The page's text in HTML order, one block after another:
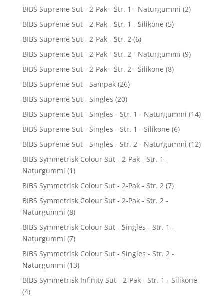
BIBS Supreme Sut - 2-Pak - Str. 1 - Naturgummi (2)
BIBS Supreme Sut - 2-Pak - Str. 1 - Silikone (5)
BIBS Supreme Sut - 2-Pak - Str. 2 (6)
BIBS Supreme Sut - 2-Pak - Str. 2 - Naturgummi (9)
BIBS Supreme Sut - 2-Pak - Str. 2 - Silikone (8)
BIBS Supreme Sut - Sampak (26)
BIBS Supreme Sut - Singles (20)
BIBS Supreme Sut - Singles - Str. 1 - Naturgummi (14)
BIBS Supreme Sut - Singles - Str. 1 - Silikone (6)
BIBS Supreme Sut - Singles - Str. 2 - Naturgummi (12)
BIBS Symmetrisk Colour Sut - 2-Pak - Str. 1 -
Naturgummi (1)
BIBS Symmetrisk Colour Sut - 2-Pak - Str. 2 (7)
BIBS Symmetrisk Colour Sut - 2-Pak - Str. 2 -
Naturgummi (8)
BIBS Symmetrisk Colour Sut - Singles - Str. 1 -
Naturgummi (7)
BIBS Symmetrisk Colour Sut - Singles - Str. 2 -
Naturgummi (13)
BIBS Symmetrisk Infinity Sut - 2-Pak - Str. 1 - Silikone
(4)